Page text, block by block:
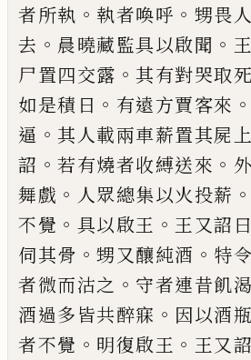
者所執 。 執者喚呼 。 甥畏
去 。 晨曉藏監具以啟聞 。
尸置四交露 。其有對哭取
如是積日 。 有遠方賈客來 。
逼 。其人載兩車薪置其屍上
詔 。若有燒者收縛送來 。
舞戲 。 人眾總集以火投薪
不覺 。 具以啟王 。 王又詔 曰
伺其骨 。甥又釀純酒 。 特
者微而沽之 。 守者連昔飢渴
酒過多皆共醉寐 。 因以酒瓶
者不覺 。 明復啟王 。 王又